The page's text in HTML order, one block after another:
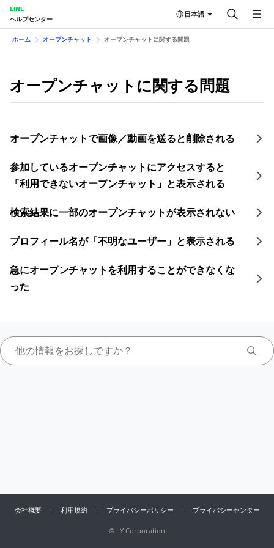
LINE
ヘルプセンター
日本語
ホーム オープンチャット オープンチャットに関する問題
オープンチャットに関する問題
オープンチャットで画像／動画を送ると削除される
参加しているオープンチャットにアクセスすると
「利用できないオープンチャット」と表示される
検索結果に一部のオープンチャットが表示されない
プロフィール名が「不明なユーザー」と表示される
急にオープンチャットを利用することができなくな
った
会社概要 利用規約 プライバシーポリシー プライバシーセンター
© LY Corporation